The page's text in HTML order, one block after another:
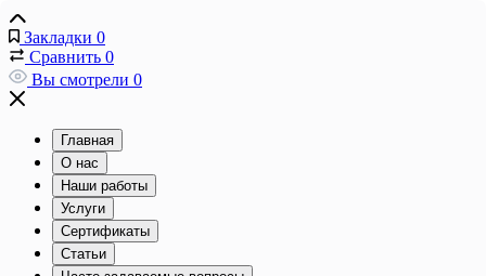
Закладки 0
Сравнить 0
Вы смотрели 0
Главная
О нас
Наши работы
Услуги
Сертификаты
Статьи